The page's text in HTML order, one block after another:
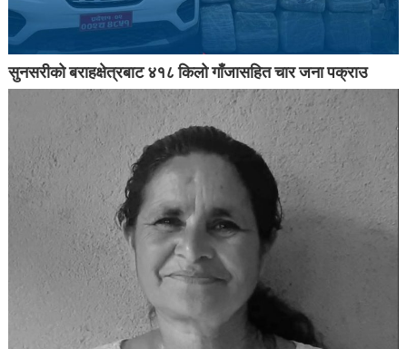
सुनसरीको बराहक्षेत्रबाट ४१८ किलो गाँजासहित चार जना पक्राउ